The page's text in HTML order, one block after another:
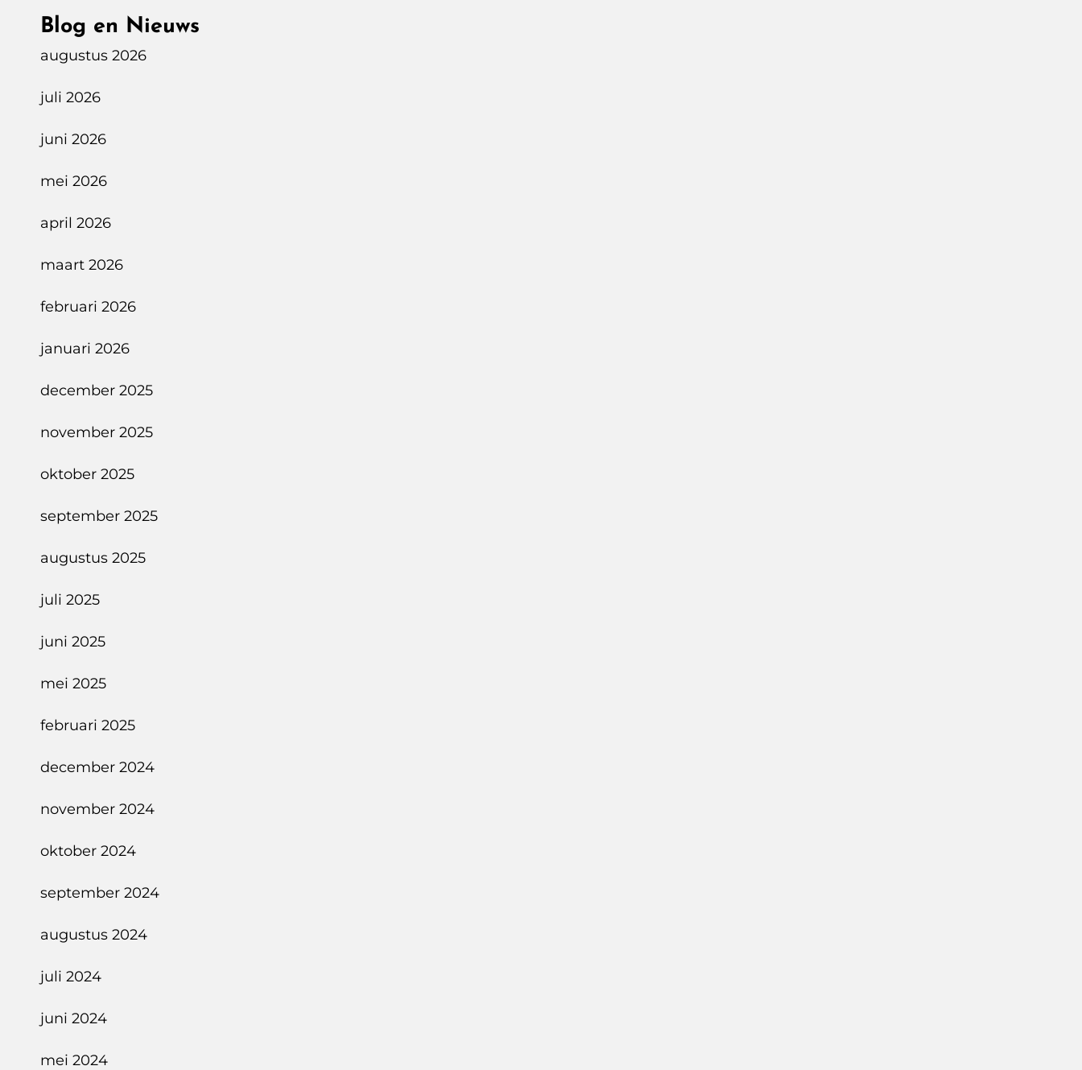
Blog en Nieuws
augustus 2026
juli 2026
juni 2026
mei 2026
april 2026
maart 2026
februari 2026
januari 2026
december 2025
november 2025
oktober 2025
september 2025
augustus 2025
juli 2025
juni 2025
mei 2025
februari 2025
december 2024
november 2024
oktober 2024
september 2024
augustus 2024
juli 2024
juni 2024
mei 2024